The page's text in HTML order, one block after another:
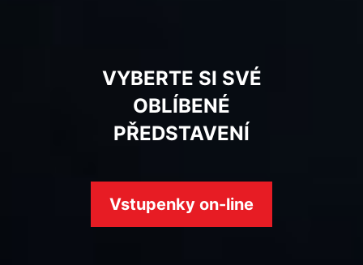
VYBERTE SI SVÉ
OBLÍBENÉ
PŘEDSTAVENÍ
Vstupenky on-line